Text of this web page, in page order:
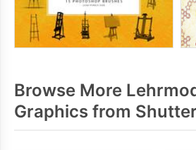
Browse More
Graphics from